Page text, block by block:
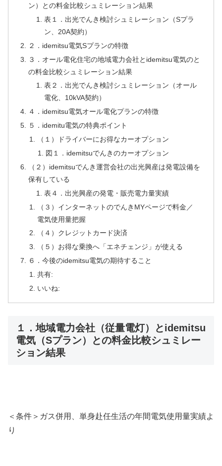
ン）との料金比較シュミレーション結果
表１．出光でんき検討シュミレーション（Sプラ
ン、20A契約）
２．idemitsu電気Sプランの特徴
３．オール電化住宅の地域電力会社とidemitsu電気のと
の料金比較シュミレーション結果
表２．出光でんき検討シュミレーション（オール
電化、10kVA契約）
４．idemitsu電気オール電化プランの特徴
５．idemitu電気の特典ポイント
（１）ドライバーにお得なカーオプション
図１．idemitsuでんきのカーオプション
（２）idemitsuでんき運営会社の出光興産は発電設備を
保有している
表４．出光興産の発電・販売電力量実績
（３）インターネットのでんきMYページで料金／
電気使用量把握
（４）クレジットカード決済
（５）お得な乗換へ「エネチェンジ」が使える
６．今後のidemitsu電気の期待すること
共有:
いいね:
１．地域電力会社（従量電灯）とidemitsu
電気（Sプラン）との料金比較シュミレー
ション結果
＜条件＞ガス併用、単身赴任生活の年間電気使用量実績よ
り